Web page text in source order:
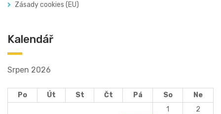
Zásady cookies (EU)
Kalendář
Srpen 2026
Po Út St Čt Pá So
Ne
1
2